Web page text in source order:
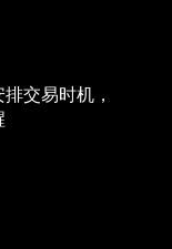
交易时机，